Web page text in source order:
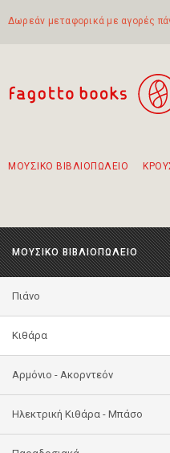
Δωρεάν μεταφορικά με αγορές
ΜΟΥΣΙΚΟ ΒΙΒΛΙΟΠΩΛΕΙΟ
ΜΟΥΣΙΚΟ ΒΙΒΛΙΟΠΩΛΕΙΟ
Πιάνο
Κιθάρα
Αρμόνιο - Ακορντεόν
Ηλεκτρική Κιθάρα - Μπάσο